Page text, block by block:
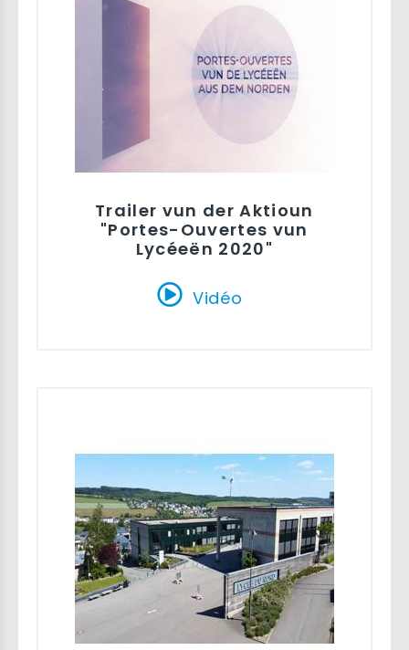
Trailer vun der Aktioun
"Portes-Ouvertes vun
Lycéeën 2020"
Vidéo